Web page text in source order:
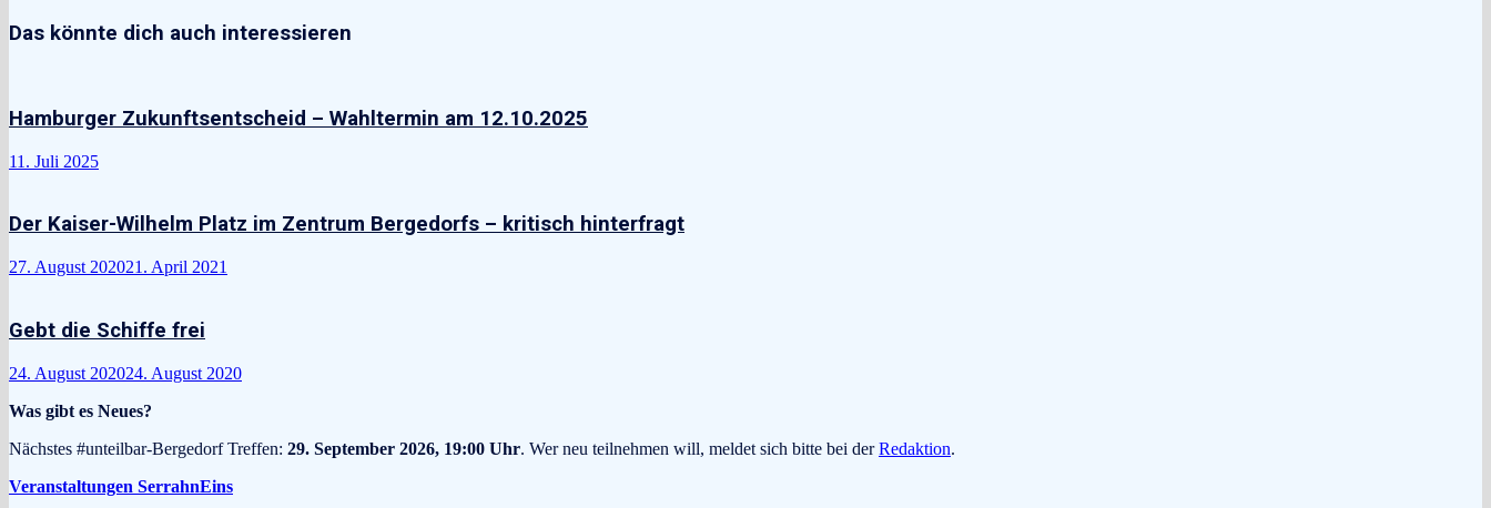
Das könnte dich auch interessieren
Hamburger Zukunftsentscheid – Wahltermin am 12.10.2025
11. Juli 2025
Der Kaiser-Wilhelm Platz im Zentrum Bergedorfs – kritisch hinterfragt
27. August 202021. April 2021
Gebt die Schiffe frei
24. August 202024. August 2020
Was gibt es Neues?
Nächstes #unteilbar-Bergedorf Treffen: 29. September 2026, 19:00 Uhr. Wer neu teilnehmen will, meldet sich bitte bei derRedaktion.
Veranstaltungen SerrahnEins